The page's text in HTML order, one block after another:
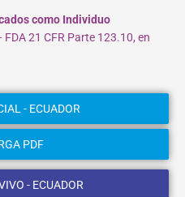
como Individuo
FDA 21 CFR Parte 123.10, en
- ECUADOR
PDF
- ECUADOR